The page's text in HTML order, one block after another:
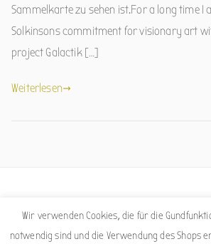
Sammelkarte zu sehen ist.For a long time I
Solkinsons commitment for visionary art
project Galactik […]
Weiterlesen
Facebook
Wir verwenden Cookies, die für die
notwendig sind und die Verwendung des Shops